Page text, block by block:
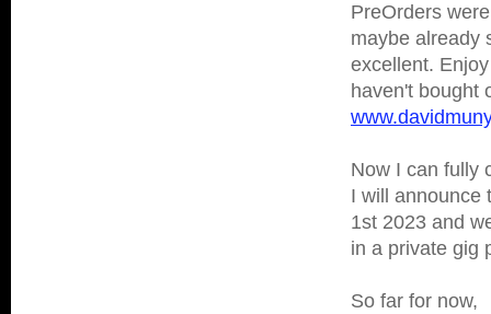
PreOrders
maybe already
excellent.
haven't bought
Now I can fully
I will announce
1st 2023 and
in a private gig
So far for now,